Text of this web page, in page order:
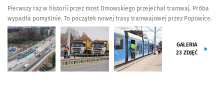
Pierwszy raz w historii przez most Dmowskiego przejechał tramwaj. Próba
wypadła pomyślnie. To początek nowej trasy tramwajowej przez Popowice.
GALERIA
23 ZDJĘĆ